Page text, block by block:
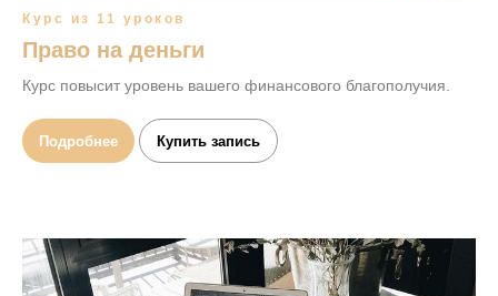
Курс из 11 уроков
Право на деньги
Курс повысит уровень вашего финансового благополучия.
Подробнее Купить запись